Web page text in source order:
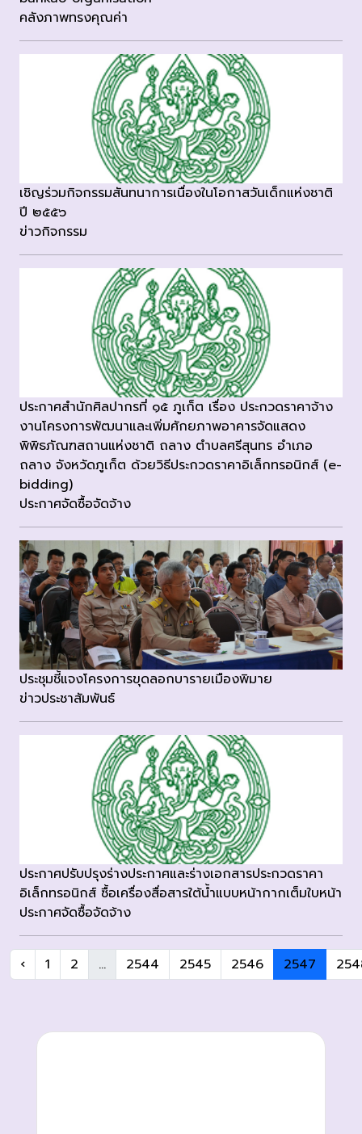
คลังภาพทรงคุณค่า
เชิญร่วมกิจกรรมสันทนาการเนื่องในโอกาสวันเด็กแห่งชาติ
ปี ๒๕๕๖
ข่าวกิจกรรม
ประกาศสำนักศิลปากรที่ ๑๕ ภูเก็ต เรื่อง ประกวดราคาจ้าง
งานโครงการพัฒนาและเพิ่มศักยภาพอาคารจัดแสดง
พิพิธภัณฑสถานแห่งชาติ ถลาง ตำบลศรีสุนทร อำเภอ
ถลาง จังหวัดภูเก็ต ด้วยวิธีประกวดราคาอิเล็กทรอนิกส์ (e-
bidding)
ประกาศจัดซื้อจัดจ้าง
ประชุมชี้แจงโครงการขุดลอกบารายเมืองพิมาย
ข่าวประชาสัมพันธ์
ประกาศปรับปรุงร่างประกาศและร่างเอกสารประกวดราคา
อิเล็กทรอนิกส์ ซื้อเครื่องสื่อสารใต้น้ำแบบหน้ากากเต็มใบหน้า
ประกาศจัดซื้อจัดจ้าง
‹ 1 2 ... 2544 2545 2546 2547